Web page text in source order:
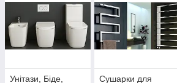
Унітази, Біде,
Сушарки для